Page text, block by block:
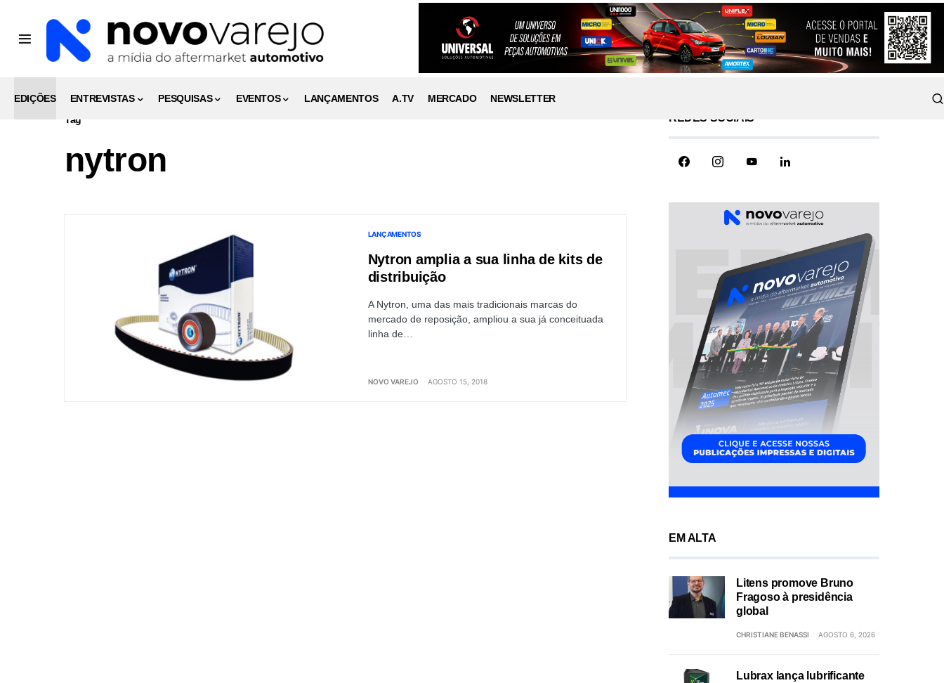
EDIÇÕES ENTREVISTAS PESQUISAS EVENTOS LANÇAMENTOS A.TV MERCADO
NEWSLETTER
Tag
nytron
LANÇAMENTOS
Nytron amplia a sua linha de kits de
distribuição
A Nytron, uma das mais tradicionais marcas do
mercado de reposição, ampliou a sua já conceituada
linha de…
NOVO VAREJO AGOSTO 15, 2018
REDES SOCIAIS
EM ALTA
Litens promove Bruno
Fragoso à presidência
global
CHRISTIANE BENASSI AGOSTO 6, 2026
Lubrax lança lubrificante